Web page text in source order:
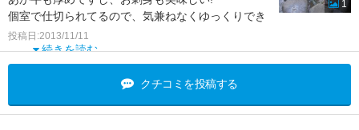
個室で仕切られてるので、気兼ねなくゆっくりでき
ます。
部屋も個室なので隣を気にせずゆっくり
続きを読む
投稿日:2013/11/11
1
クチコミを投稿する